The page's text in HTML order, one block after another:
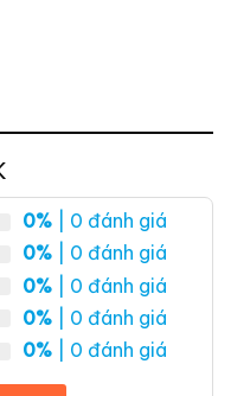
0% | 0 đánh giá
0% | 0 đánh giá
0% | 0 đánh giá
0% | 0 đánh giá
0% | 0 đánh giá